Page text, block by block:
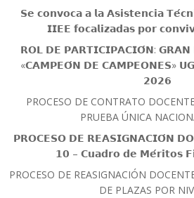
𝗦𝗲 𝗰𝗼𝗻𝘃𝗼𝗰𝗮 𝗮 𝗹𝗮 𝗔𝘀𝗶𝘀𝘁𝗲𝗻𝗰𝗶𝗮
𝗜𝗜𝗘𝗘 𝗳𝗼𝗰𝗮𝗹𝗶𝘇𝗮𝗱𝗮𝘀 𝗽𝗼𝗿
𝗥𝗢𝗟 𝗗𝗘 𝗣𝗔𝗥𝗧𝗜𝗖𝗜𝗣𝗔𝗖𝗜𝗢́𝗡:
«𝗖𝗔𝗠𝗣𝗘𝗢́𝗡 𝗗𝗘 𝗖𝗔𝗠𝗣𝗘𝗢𝗡𝗘𝗦»
𝟮𝟬𝟮𝟲
PROCESO DE CONTRATO
PRUEBA ÚNICA
𝗣𝗥𝗢𝗖𝗘𝗦𝗢 𝗗𝗘 𝗥𝗘𝗔𝗦𝗜𝗚𝗡𝗔𝗖𝗜𝗢́𝗡
𝟭𝟬 – 𝗖𝘂𝗮𝗱𝗿𝗼 𝗱𝗲 𝗠𝗲́𝗿𝗶𝘁𝗼𝘀
PROCESO DE REASIGNACIÓN
DE PLAZAS POR